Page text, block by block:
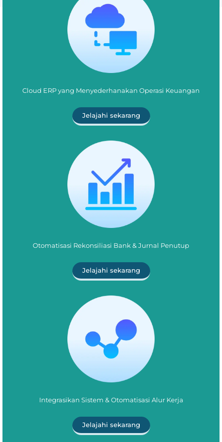
Cloud ERP yang Menyederhanakan Operasi Keuangan
Jelajahi sekarang
Otomatisasi Rekonsiliasi Bank & Jurnal Penutup
Jelajahi sekarang
Integrasikan Sistem & Otomatisasi Alur Kerja
Jelajahi sekarang